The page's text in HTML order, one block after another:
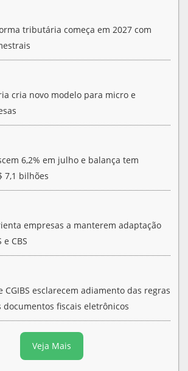
tributária começa em 2027 com
cria novo modelo para micro e
6,2% em julho e balança tem
7,1 bilhões
empresas a manterem adaptação
CBS
CGIBS esclarecem adiamento das regras
documentos fiscais eletrônicos
Veja Mais